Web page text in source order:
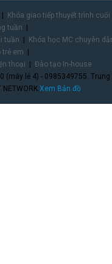
Khóa giao tiếp thuyết trình
tuần
tuần
Khóa học MC chuyên
trẻ em
thoại
Đào tạo In-house
(máy lẻ 4) - 0985349755.
Xem Bản đồ